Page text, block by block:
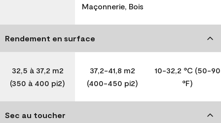
Maçonnerie, Bois
Rendement en surface
32,5 à 37,2 m2
(350 à 400 pi2)
37,2-41,8 m2
(400-450 pi2)
10-32,2 °C (50-90
°F)
Sec au toucher